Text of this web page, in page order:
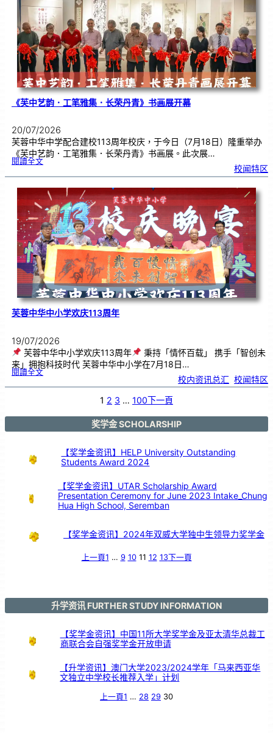
享
青
年
领
袖
素
质
讲
座
《芙中艺韵．工笔雅集．长荣丹青》书画展开幕
20/07/2026
芙蓉中华中学配合建校113周年校庆，于今日（7月18日）隆重举办
《芙中艺韵．工笔雅集．长荣丹青》书画展。此次展…
閱讀全文:《
艺
．
工
笔
雅
集
．
长
荣
丹
青
》
书
画
展
开
幕
校闻特区
芙蓉中华中小学欢庆113周年
19/07/2026
芙蓉中华中小学欢庆113周年
秉持「情怀百载」 携手「智创未
来」拥抱科技时代 芙蓉中华中小学在7月18日…
閱讀全文:芙
华
1
年
校内资讯总汇 校闻特区
1 2 3 … 100下一頁
奖学金 SCHOLARSHIP
【奖学金资讯】HELP University Outstanding
Students Award 2024
【奖学金资讯】UTAR Scholarship Award
Presentation Ceremony for June 2023 Intake_Chung
Hua High School, Seremban
【奖学金资讯】2024年双威大学独中生领导力奖学金
上一頁1 … 9 10 11 12 13下一頁
升学资讯 FURTHER STUDY INFORMATION
【奖学金资讯】中国11所大学奖学金及亚太清华总裁工
商联合会自强奖学金开放申请
【升学资讯】澳门大学2023/2024学年「马来西亚华
文独立中学校长推荐入学」计划
上一頁1 … 28 29 30